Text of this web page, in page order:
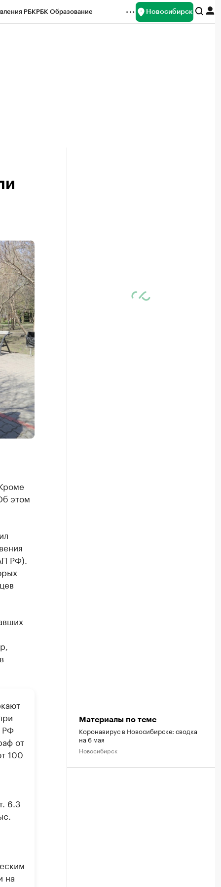
РБКРБК Образование Новосибирск
этом
РФ).
РФ
от
100
6.3
на
Материалы по теме
Коронавирус в Новосибирске: сводка
на 6 мая
Новосибирск